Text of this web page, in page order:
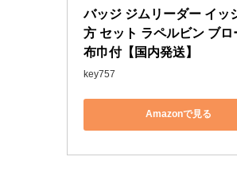
バッジ ジムリーダー イッ
方 セット ラペルビン ブロ
布巾付【国内発送】
key757
Amazonで見る